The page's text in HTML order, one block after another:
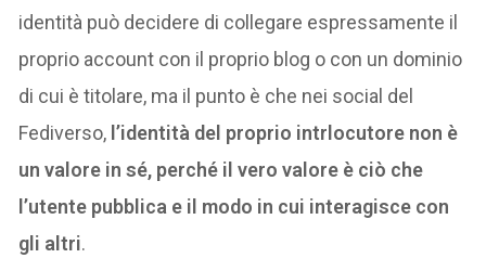
identità può decidere di collegare espressamente il
proprio account con il proprio blog o con un dominio
di cui è titolare, ma il punto è che nei social del
Fediverso, l’identità del proprio intrlocutore non è
un valore in sé, perché il vero valore è ciò che
l’utente pubblica e il modo in cui interagisce con
gli altri.